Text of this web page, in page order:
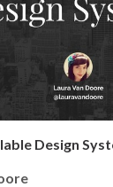
Design